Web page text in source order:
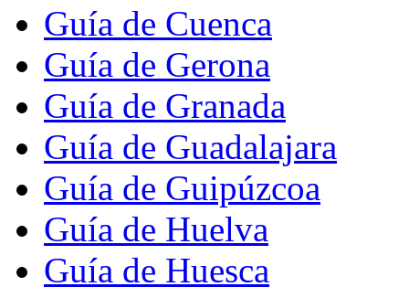
Guía de Cuenca
Guía de Gerona
Guía de Granada
Guía de Guadalajara
Guía de Guipúzcoa
Guía de Huelva
Guía de Huesca